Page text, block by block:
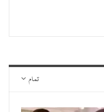
تمام